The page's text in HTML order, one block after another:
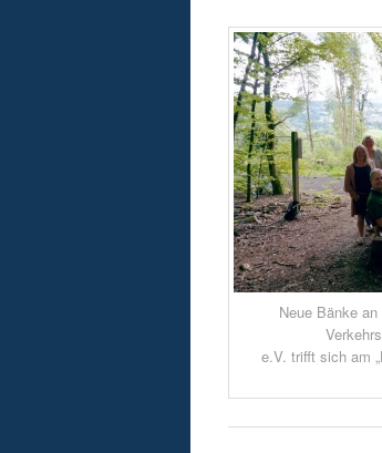
Neue Bänke
e.V. trifft sich am